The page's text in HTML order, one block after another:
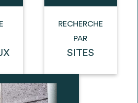
l’utiliser comme un outil d’aide à la
recontacté afin d’obtenir plus de
sur les modalités et
stratégies de récupérations
RECHERCHE
PAR
SITES